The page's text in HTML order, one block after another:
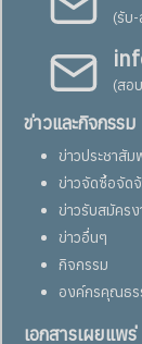
(รับ
(สอ
ข่าวและกิจกรรม
ข่าวประชาสั
ข่าวจัดซื้อจัด
ข่าวรับสมัครง
ข่าวอื่นๆ
กิจกรรม
องค์กรคุณธร
เอกสารเผยแพร่